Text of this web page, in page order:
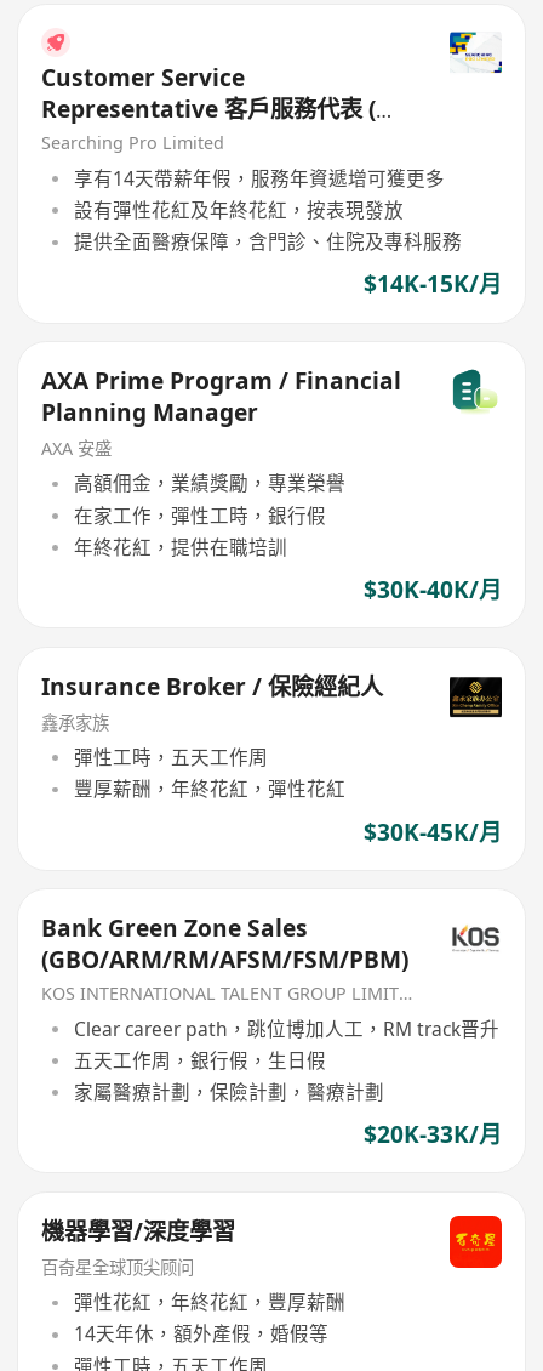
Customer Service
Representative 客戶服務代表 (北
角/鰂魚涌/柴灣 )
Searching Pro Limited
享有14天帶薪年假，服務年資遞增可獲更多
設有彈性花紅及年終花紅，按表現發放
提供全面醫療保障，含門診、住院及專科服務
$14K-15K/月
AXA Prime Program / Financial
Planning Manager
AXA 安盛
高額佣金，業績獎勵，專業榮譽
在家工作，彈性工時，銀行假
年終花紅，提供在職培訓
$30K-40K/月
Insurance Broker / 保險經紀人
鑫承家族
彈性工時，五天工作周
豐厚薪酬，年終花紅，彈性花紅
$30K-45K/月
Bank Green Zone Sales
(GBO/ARM/RM/AFSM/FSM/PBM)
KOS INTERNATIONAL TALENT GROUP LIMITED
Clear career path，跳位博加人工，RM track晋升
五天工作周，銀行假，生日假
家屬醫療計劃，保險計劃，醫療計劃
$20K-33K/月
機器學習/深度學習
百奇星全球顶尖顾问
彈性花紅，年終花紅，豐厚薪酬
14天年休，額外產假，婚假等